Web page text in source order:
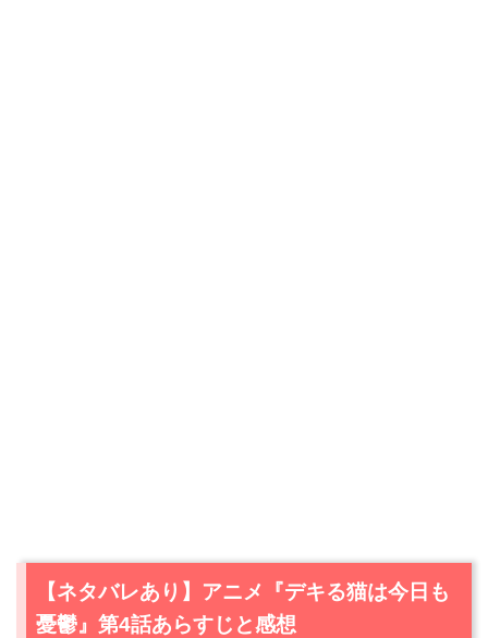
【ネタバレあり】アニメ『デキる猫は今日も
憂鬱』第4話あらすじと感想